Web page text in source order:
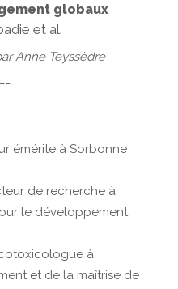
globaux
et al.
Anne Teyssèdre
émérite à Sorbonne
de recherche à
le développement
à
et de la maîtrise de